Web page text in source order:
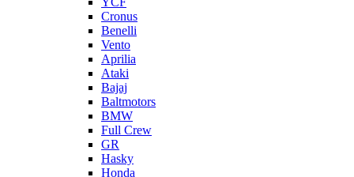
Cronus
Benelli
Vento
Aprilia
Ataki
Bajaj
Baltmotors
BMW
Full Crew
GR
Hasky
Honda